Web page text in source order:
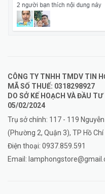
CÔNG TY TNHH TMDV TIN
MÃ SỐ THUẾ: 0318298927
DO SỞ KẾ HOẠCH VÀ ĐẦU
05/02/2024
Trụ sở chính: 117 - 119
(Phường 2, Quận 3), TP Hồ Chí
Điện thoại: 0937.859.591
Email: